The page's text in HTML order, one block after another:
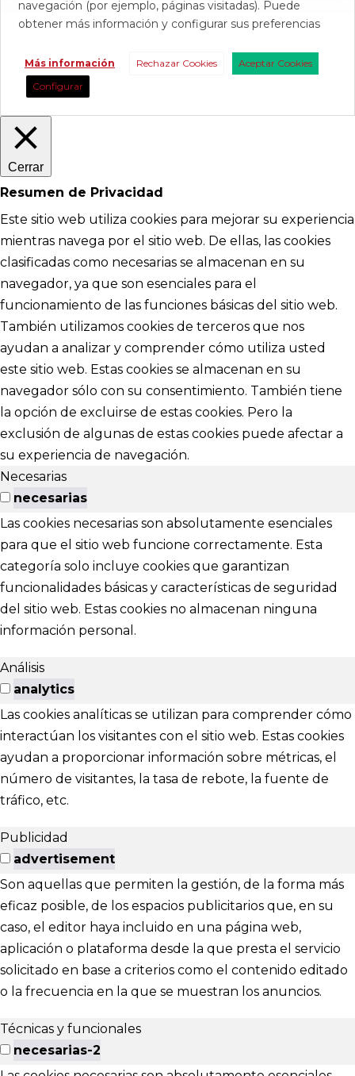
navegación (por ejemplo, páginas visitadas). Puede
obtener más información y configurar sus preferencias
Más información Rechazar Cookies
Aceptar Cookies
Configurar
Cerrar
Resumen de Privacidad
Este sitio web utiliza cookies para mejorar su experiencia
mientras navega por el sitio web. De ellas, las cookies
clasificadas como necesarias se almacenan en su
navegador, ya que son esenciales para el
funcionamiento de las funciones básicas del sitio web.
También utilizamos cookies de terceros que nos
ayudan a analizar y comprender cómo utiliza usted
este sitio web. Estas cookies se almacenan en su
navegador sólo con su consentimiento. También tiene
la opción de excluirse de estas cookies. Pero la
exclusión de algunas de estas cookies puede afectar a
su experiencia de navegación.
Necesarias
necesarias
Las cookies necesarias son absolutamente esenciales
para que el sitio web funcione correctamente. Esta
categoría solo incluye cookies que garantizan
funcionalidades básicas y características de seguridad
del sitio web. Estas cookies no almacenan ninguna
información personal.
Análisis
analytics
Las cookies analíticas se utilizan para comprender cómo
interactúan los visitantes con el sitio web. Estas cookies
ayudan a proporcionar información sobre métricas, el
número de visitantes, la tasa de rebote, la fuente de
tráfico, etc.
Publicidad
advertisement
Son aquellas que permiten la gestión, de la forma más
eficaz posible, de los espacios publicitarios que, en su
caso, el editor haya incluido en una página web,
aplicación o plataforma desde la que presta el servicio
solicitado en base a criterios como el contenido editado
o la frecuencia en la que se muestran los anuncios.
Técnicas y funcionales
necesarias-2